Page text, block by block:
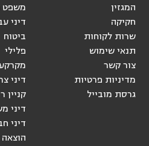
המגזין
חקיקה
שרות לקוחות
תנאי שימוש
צור קשר
מדיניות פרטיות
גרסת מובייל
משפט
דיני
ביטוח
פלילי
דיני
קניין
דיני
דיני